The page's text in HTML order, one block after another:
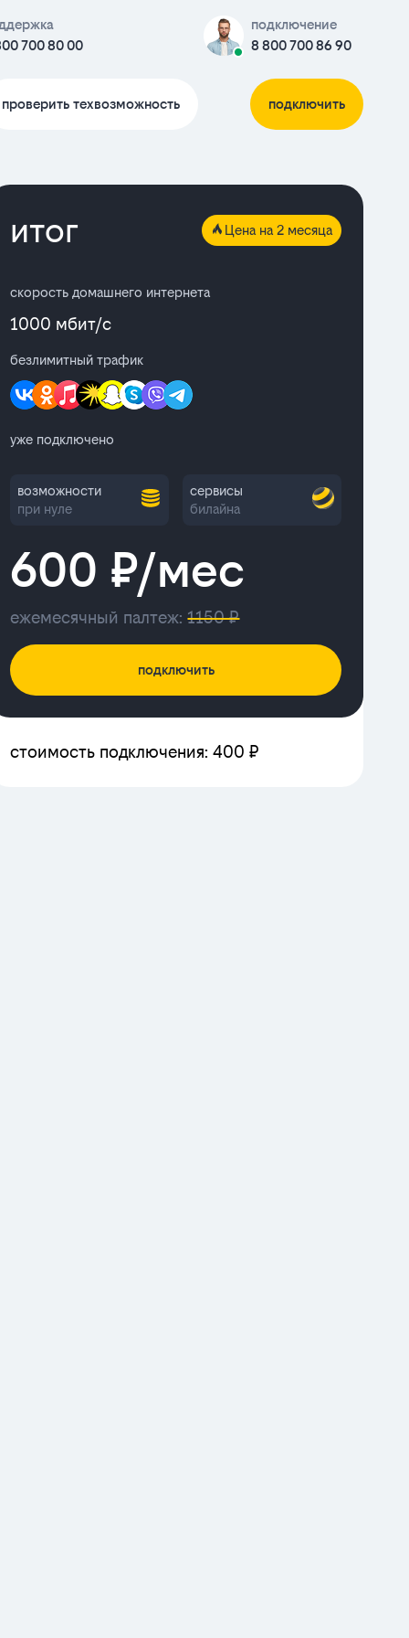
700 80 00
подключение
8 800 700 86 90
проверить техвозможность подключить
итог Цена на 2 месяца
скорость домашнего интернета
1000 мбит/с
безлимитный трафик
уже подключено
возможности
при нуле
сервисы
билайна
600 ₽/мес
ежемесячный палтеж:1150 ₽
подключить
стоимость подключения: 400 ₽